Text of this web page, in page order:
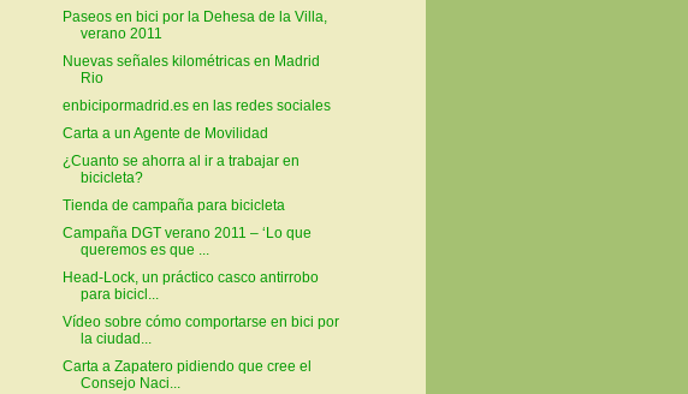
Paseos en bici por la Dehesa de la Villa,
verano 2011
Nuevas señales kilométricas en Madrid
Rio
enbicipormadrid.es en las redes sociales
Carta a un Agente de Movilidad
¿Cuanto se ahorra al ir a trabajar en
bicicleta?
Tienda de campaña para bicicleta
Campaña DGT verano 2011 – ‘Lo que
queremos es que ...
Head-Lock, un práctico casco antirrobo
para bicicl...
Vídeo sobre cómo comportarse en bici por
la ciudad...
Carta a Zapatero pidiendo que cree el
Consejo Naci...